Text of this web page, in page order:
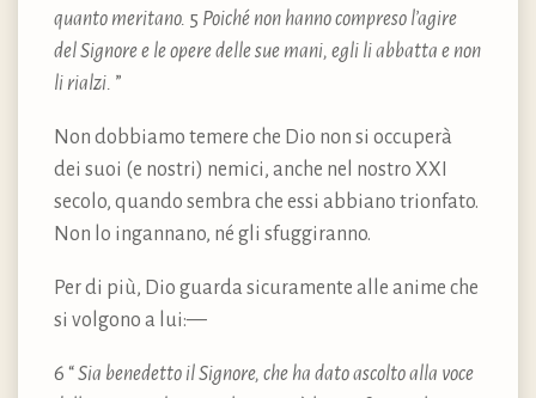
quanto meritano. 5 Poiché non hanno compreso l’agire
del Signore e le opere delle sue mani, egli li abbatta e non
li rialzi. ”
Non dobbiamo temere che Dio non si occuperà
dei suoi (e nostri) nemici, anche nel nostro XXI
secolo, quando sembra che essi abbiano trionfato.
Non lo ingannano, né gli sfuggiranno.
Per di più, Dio guarda sicuramente alle anime che
si volgono a lui:—
6 “Sia benedetto il Signore, che ha dato ascolto alla voce